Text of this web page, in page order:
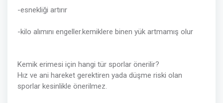
-esnekliği artırır
-kilo alımını engeller.kemiklere binen yük artmamış olur
Kemik erimesi için hangi tür sporlar önerilir?
Hız ve ani hareket gerektiren yada düşme riski olan
sporlar kesinlikle önerilmez.